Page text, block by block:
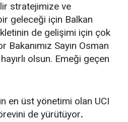
stratejimize ve
geleceği için Balkan
de gelişimi için çok
Sayın Osman
olsun. Emeği geçen
en üst yönetimi olan UCI
de yürütüyor.